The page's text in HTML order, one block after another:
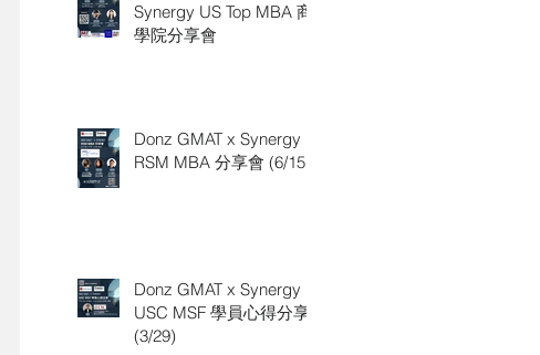
Synergy US Top MBA 商
學院分享會
Donz GMAT x Synergy
RSM MBA 分享會 (6/15)
Donz GMAT x Synergy
USC MSF 學員心得分享
(3/29)